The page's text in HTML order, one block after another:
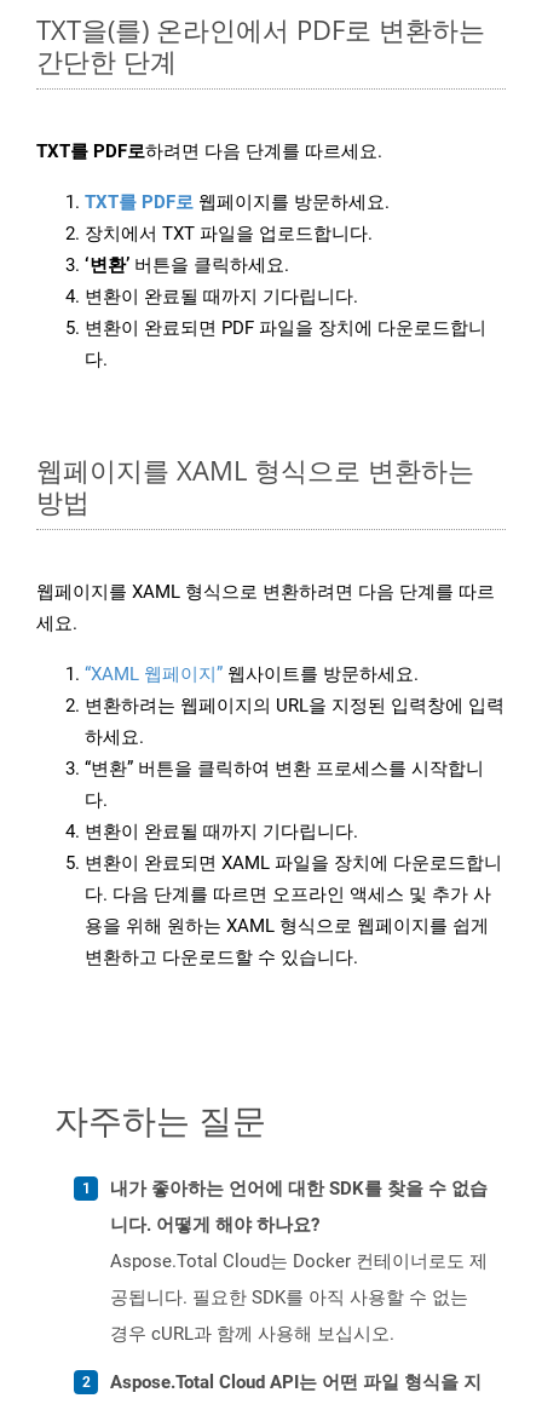
TXT을(를) 온라인에서 PDF로 변환하는
간단한 단계
TXT를 PDF로하려면 다음 단계를 따르세요.
TXT를 PDF로 웹페이지를 방문하세요.
장치에서 TXT 파일을 업로드합니다.
‘변환’ 버튼을 클릭하세요.
변환이 완료될 때까지 기다립니다.
변환이 완료되면 PDF 파일을 장치에 다운로드합니
다.
웹페이지를 XAML 형식으로 변환하는
방법
웹페이지를 XAML 형식으로 변환하려면 다음 단계를 따르
세요.
“XAML 웹페이지” 웹사이트를 방문하세요.
변환하려는 웹페이지의 URL을 지정된 입력창에 입력
하세요.
“변환” 버튼을 클릭하여 변환 프로세스를 시작합니
다.
변환이 완료될 때까지 기다립니다.
변환이 완료되면 XAML 파일을 장치에 다운로드합니
다. 다음 단계를 따르면 오프라인 액세스 및 추가 사
용을 위해 원하는 XAML 형식으로 웹페이지를 쉽게
변환하고 다운로드할 수 있습니다.
자주하는 질문
내가 좋아하는 언어에 대한 SDK를 찾을 수 없습
니다. 어떻게 해야 하나요?
Aspose.Total Cloud는 Docker 컨테이너로도 제
공됩니다. 필요한 SDK를 아직 사용할 수 없는
경우 cURL과 함께 사용해 보십시오.
Aspose.Total Cloud API는 어떤 파일 형식을 지